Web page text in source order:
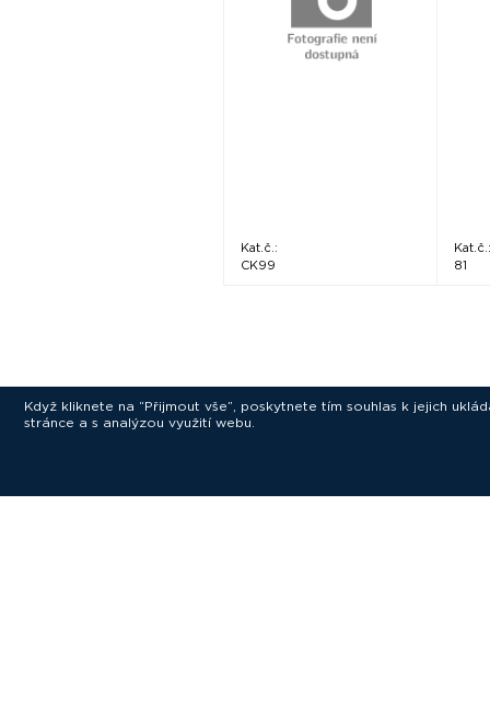
Kat.č.:
CK99
Kat.č.:
81
Když kliknete na “Přijmout vše”, poskytnete tím souhlas k jejich
stránce a s analýzou využití webu.